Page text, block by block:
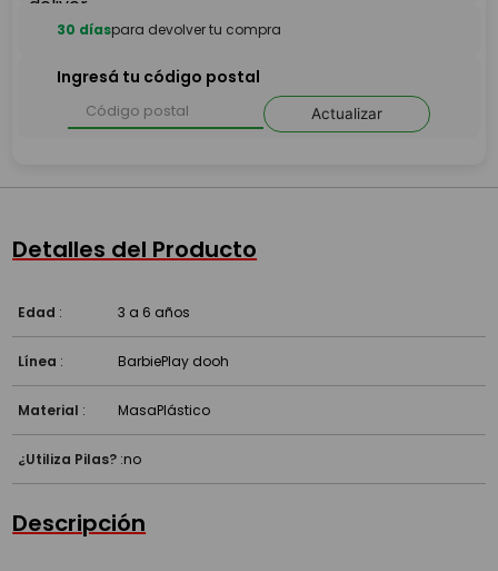
30 díaspara devolver tu compra
Ingresá tu código postal
Actualizar
Detalles del Producto
Edad : 3 a 6 años
Línea : BarbiePlay dooh
Material : MasaPlástico
¿Utiliza Pilas? :no
Descripción